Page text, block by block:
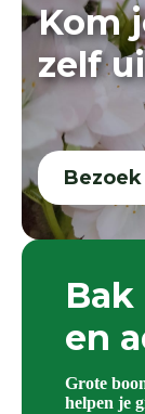
Kom
zelf
en
Grote
helpen je